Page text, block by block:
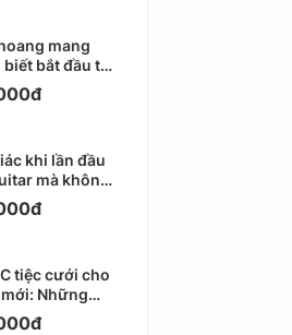
mang
biết bắt đầu từ
Email
khi lần đầu
mà không
đầu từ đâu
tiệc cưới cho
Những
thực sự khá